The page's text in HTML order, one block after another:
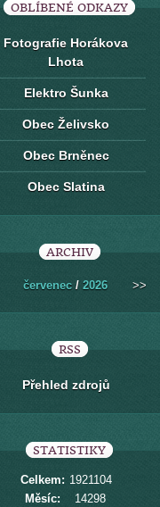
OBLÍBENÉ ODKAZY
Fotografie Horákova
Lhota
Elektro Šunka
Obec Želivsko
Obec Brněnec
Obec Slatina
ARCHIV
červenec / 2026 >>
RSS
Přehled zdrojů
STATISTIKY
Celkem: 1921104
Měsíc:
14298